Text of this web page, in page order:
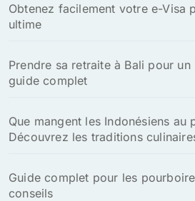
Obtenez facilement votre e-Visa
ultime
Prendre sa retraite à Bali pour
guide complet
Que mangent les Indonésiens au
Découvrez les traditions
Guide complet pour les
conseils